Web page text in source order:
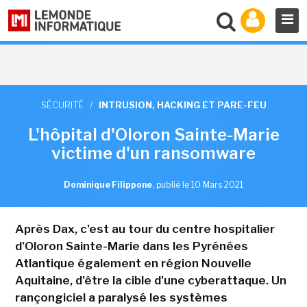
SÉCURITÉ / INTRUSION, HACKING ET PARE-FEU
L'hôpital d'Oloron Sainte-Marie
victime d'un ransomware
Dominique Filippone, publié le 10 Mars 2021
Après Dax, c'est au tour du centre hospitalier
d'Oloron Sainte-Marie dans les Pyrénées
Atlantique également en région Nouvelle
Aquitaine, d'être la cible d'une cyberattaque. Un
rançongiciel a paralysé les systèmes